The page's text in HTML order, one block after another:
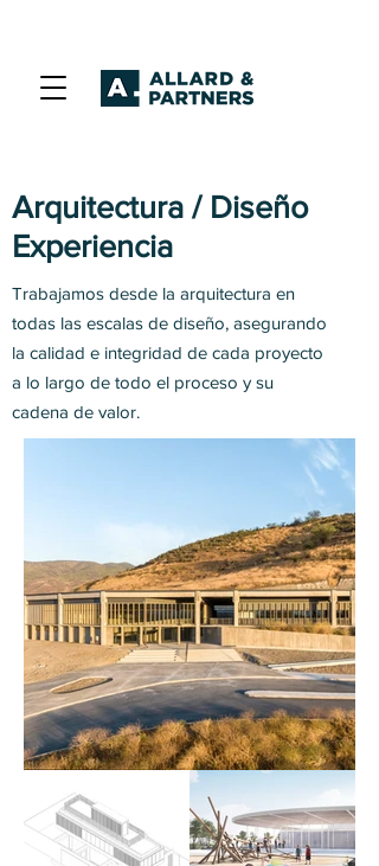
Arquitectura / Diseño
Experiencia
Trabajamos desde la arquitectura en
todas las escalas de diseño, asegurando
la calidad e integridad de cada proyecto
a lo largo de todo el proceso y su
cadena de valor.